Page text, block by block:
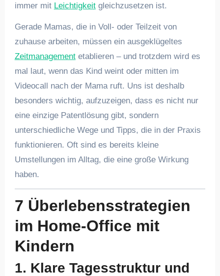
immer mit Leichtigkeitgleichzusetzen ist.
Gerade Mamas, die in Voll- oder Teilzeit von
zuhause arbeiten, müssen ein ausgeklügeltes
Zeitmanagementetablieren – und trotzdem wird es
mal laut, wenn das Kind weint oder mitten im
Videocall nach der Mama ruft. Uns ist deshalb
besonders wichtig, aufzuzeigen, dass es nicht nur
eine einzige Patentlösung gibt, sondern
unterschiedliche Wege und Tipps, die in der Praxis
funktionieren. Oft sind es bereits kleine
Umstellungen im Alltag, die eine große Wirkung
haben.
7 Überlebensstrategien
im Home-Office mit
Kindern
1. Klare Tagesstruktur und